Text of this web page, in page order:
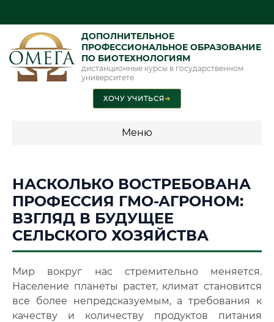
ДОПОЛНИТЕЛЬНОЕ
ПРОФЕССИОНАЛЬНОЕ ОБРАЗОВАНИЕ
ПО БИОТЕХНОЛОГИЯМ
дистанционные курсы в государственном
университете
ХОЧУ УЧИТЬСЯ➜
Меню
Стоимость по программам обучения "Биотехнологии"
📜 Документы и аккредитация
Нажмите на документ для увеличения и просмотра
НАСКОЛЬКО ВОСТРЕБОВАНА
ПРОФЕССИЯ ГМО-АГРОНОМ:
ВЗГЛЯД В БУДУЩЕЕ
СЕЛЬСКОГО ХОЗЯЙСТВА
Мир вокруг нас стремительно меняется.
Население планеты растет, климат становится
все более непредсказуемым, а требования к
качеству и количеству продуктов питания